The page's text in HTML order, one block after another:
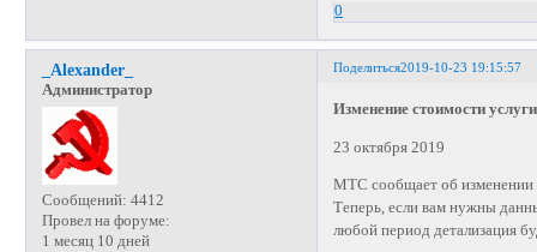
0
Поделиться2019-10-23 19:15:57
_Alexander_
Администратор
Сообщений: 4412
Провел на форуме:
1 месяц 10 дней
Изменение стоимости
23 октября 2019
МТС сообщает об изменении
Теперь, если вам нужны
любой период детализация